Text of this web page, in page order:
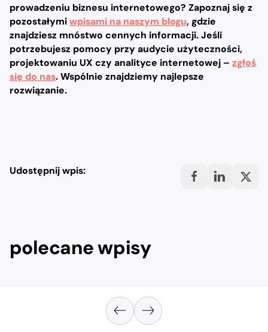
prowadzeniu biznesu internetowego? Zapoznaj się z
pozostałymiwpisami na naszym blogu, gdzie
znajdziesz mnóstwo cennych informacji. Jeśli
potrzebujesz pomocy przy audycie użyteczności,
projektowaniu UX czy analityce internetowej – zgłoś
się do nas. Wspólnie znajdziemy najlepsze
rozwiązanie.
Udostępnij wpis:
polecane wpisy